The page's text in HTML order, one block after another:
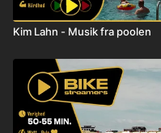
Kim Lahn - Musik fra poolen